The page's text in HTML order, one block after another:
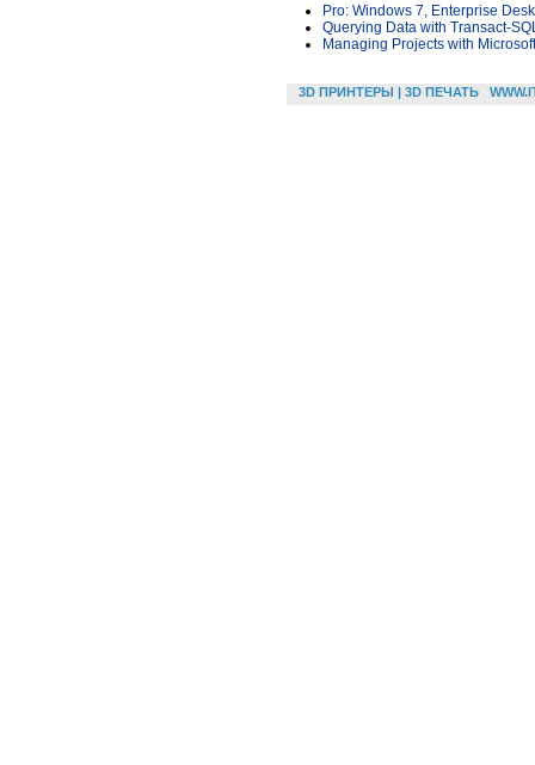
Pro: Windows 7, Enterprise
Querying Data with Transact-
Managing Projects with
3D ПРИНТЕРЫ | 3D ПЕЧАТЬ